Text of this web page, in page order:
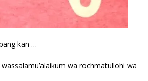
kan …
wa rochmatullohi wa